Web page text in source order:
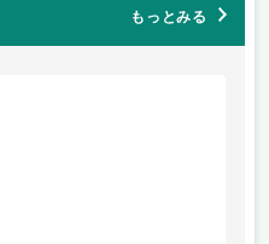
もっとみる